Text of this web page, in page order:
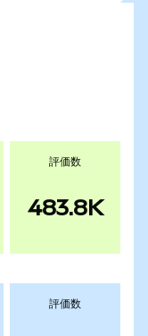
評価数
483.8K
評価数